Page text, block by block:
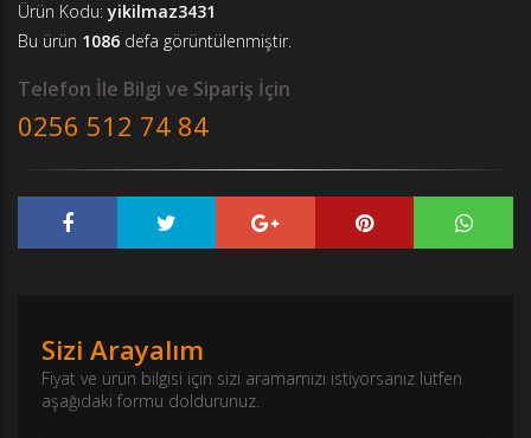
Ürün Kodu:yikilmaz3431
Bu ürün 1086 defa görüntülenmiştir.
Telefon İle Bilgi ve Sipariş İçin
0256 512 74 84
Sizi Arayalım
Fiyat ve ürün bilgisi için sizi aramamızı istiyorsanız lütfen
aşağıdaki formu doldurunuz.